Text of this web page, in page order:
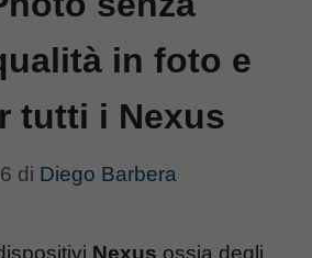
in foto e
tutti i Nexus
di Diego Barbera
Nexus ossia degli